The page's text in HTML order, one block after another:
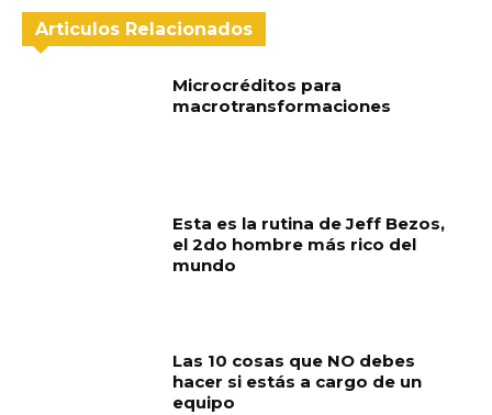
Articulos Relacionados
Microcréditos para
macrotransformaciones
Esta es la rutina de Jeff Bezos,
el 2do hombre más rico del
mundo
Las 10 cosas que NO debes
hacer si estás a cargo de un
equipo